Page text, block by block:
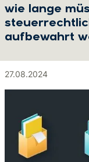
wie lange
aufbewahrt
27.08.2024